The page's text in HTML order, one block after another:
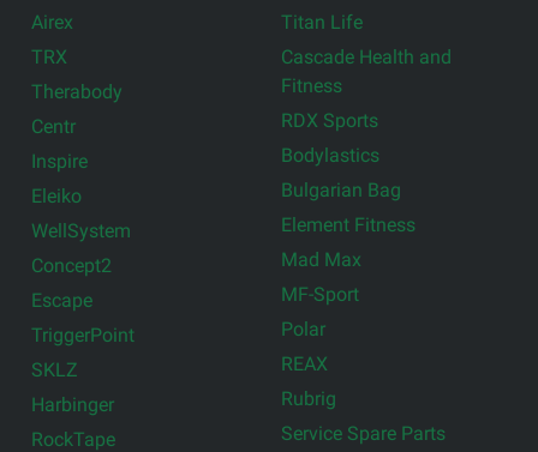
Airex
TRX
Therabody
Centr
Inspire
Eleiko
WellSystem
Concept2
Escape
TriggerPoint
SKLZ
Harbinger
RockTape
Titan Life
Cascade Health and
Fitness
RDX Sports
Bodylastics
Bulgarian Bag
Element Fitness
Mad Max
MF-Sport
Polar
REAX
Rubrig
Service Spare Parts